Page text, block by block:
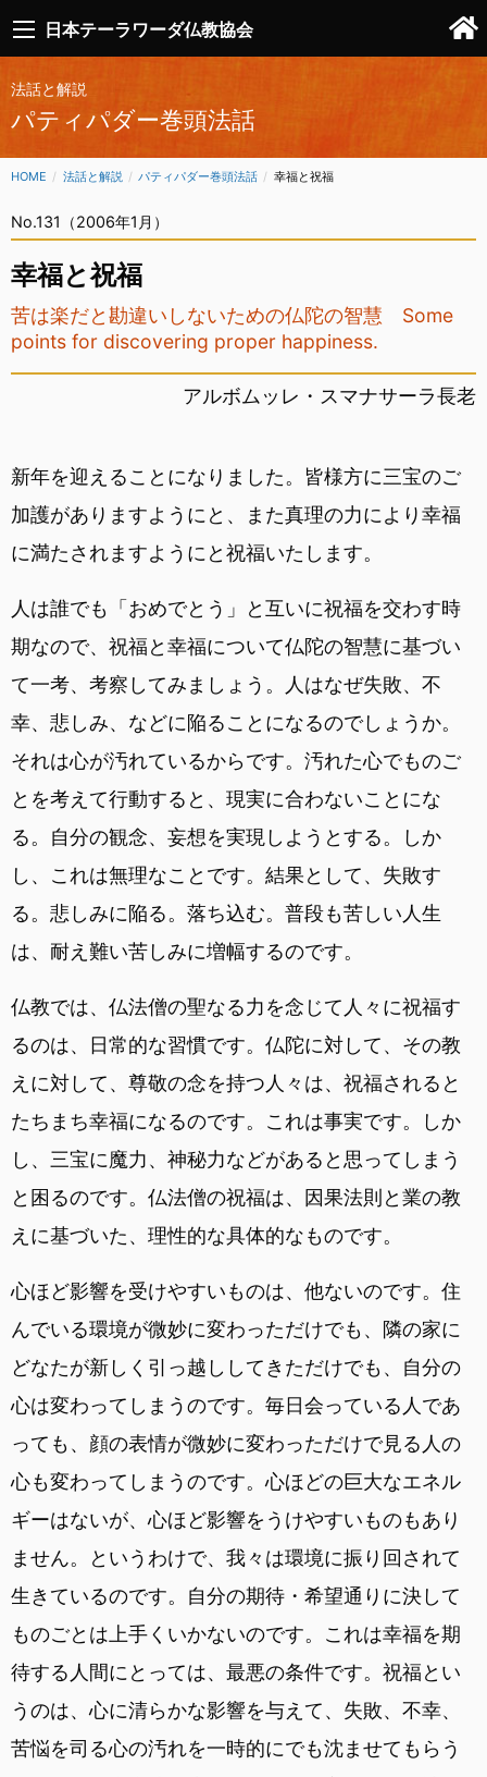
日本テーラワーダ仏教協会
法話と解説
パティパダー巻頭法話
HOME 法話と解説 パティパダー巻頭法話 CURRENT:
幸福と祝福
No.131（2006年1月）
幸福と祝福
苦は楽だと勘違いしないための仏陀の智慧 Some
points for discovering proper happiness.
アルボムッレ・スマナサーラ長老
新年を迎えることになりました。皆様方に三宝のご
加護がありますようにと、また真理の力により幸福
に満たされますようにと祝福いたします。
人は誰でも「おめでとう」と互いに祝福を交わす時
期なので、祝福と幸福について仏陀の智慧に基づい
て一考、考察してみましょう。人はなぜ失敗、不
幸、悲しみ、などに陥ることになるのでしょうか。
それは心が汚れているからです。汚れた心でものご
とを考えて行動すると、現実に合わないことにな
る。自分の観念、妄想を実現しようとする。しか
し、これは無理なことです。結果として、失敗す
る。悲しみに陥る。落ち込む。普段も苦しい人生
は、耐え難い苦しみに増幅するのです。
仏教では、仏法僧の聖なる力を念じて人々に祝福す
るのは、日常的な習慣です。仏陀に対して、その教
えに対して、尊敬の念を持つ人々は、祝福されると
たちまち幸福になるのです。これは事実です。しか
し、三宝に魔力、神秘力などがあると思ってしまう
と困るのです。仏法僧の祝福は、因果法則と業の教
えに基づいた、理性的な具体的なものです。
心ほど影響を受けやすいものは、他ないのです。住
んでいる環境が微妙に変わっただけでも、隣の家に
どなたが新しく引っ越ししてきただけでも、自分の
心は変わってしまうのです。毎日会っている人であ
っても、顔の表情が微妙に変わっただけで見る人の
心も変わってしまうのです。心ほどの巨大なエネル
ギーはないが、心ほど影響をうけやすいものもあり
ません。というわけで、我々は環境に振り回されて
生きているのです。自分の期待・希望通りに決して
ものごとは上手くいかないのです。これは幸福を期
待する人間にとっては、最悪の条件です。祝福とい
うのは、心に清らかな影響を与えて、失敗、不幸、
苦悩を司る心の汚れを一時的にでも沈ませてもらう